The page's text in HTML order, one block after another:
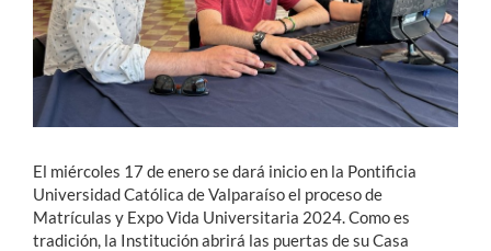
El miércoles 17 de enero se dará inicio en la Pontificia
Universidad Católica de Valparaíso el proceso de
Matrículas y Expo Vida Universitaria 2024. Como es
tradición, la Institución abrirá las puertas de su Casa